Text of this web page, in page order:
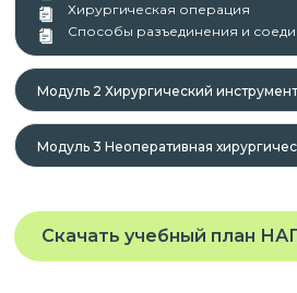
Хирургическая операция
Способы разъединения и
Модуль 2 Хирургический
Модуль 3 Неоперативная
Скачать учебный план